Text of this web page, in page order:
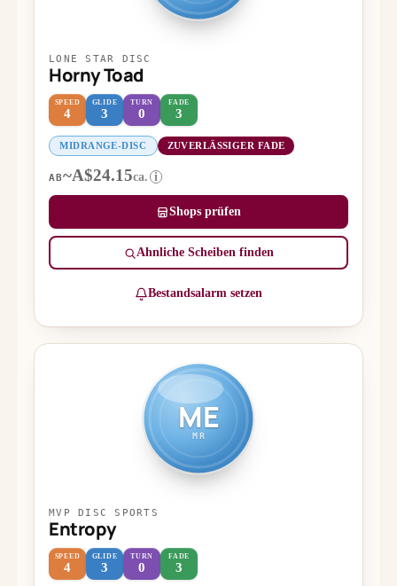
LONE STAR DISC
Horny Toad
SPEED
4
GLIDE
3
TURN
0
FADE
3
MIDRANGE-DISC ZUVERLÄSSIGER FADE
AB~A$24.15ca. i
Shops prüfen
Ähnliche Scheiben finden
Bestandsalarm setzen
ME
MR
MVP DISC SPORTS
Entropy
SPEED
4
GLIDE
3
TURN
0
FADE
3